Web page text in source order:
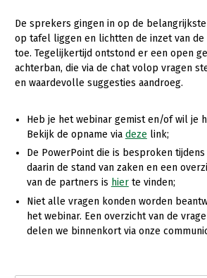
De sprekers gingen in op de belangrijkste
op tafel liggen en lichtten de inzet van de
toe. Tegelijkertijd ontstond er een open
achterban, die via de chat volop vragen
en waardevolle suggesties aandroeg.
Heb je het webinar gemist en/of wil je
Bekijk de opname via deze link;
De PowerPoint die is besproken
daarin de stand van zaken en een
van de partners is hierte vinden;
Niet alle vragen konden worden
het webinar. Een overzicht van de
delen we binnenkort via onze